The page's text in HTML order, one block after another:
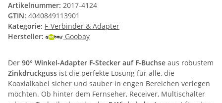
Artikelnummer: 2017-4124
GTIN: 4040849113901
Kategorie: F-Verbinder & Adapter
Hersteller:
Goobay
Der 90° Winkel-Adapter F-Stecker auf F-Buchse aus robustem
Zinkdruckguss ist die perfekte Lösung für alle, die
Koaxialkabel sicher und sauber in engen Bereichen verlegen
möchten. Ob hinter dem Fernseher, Receiver, Multischalter